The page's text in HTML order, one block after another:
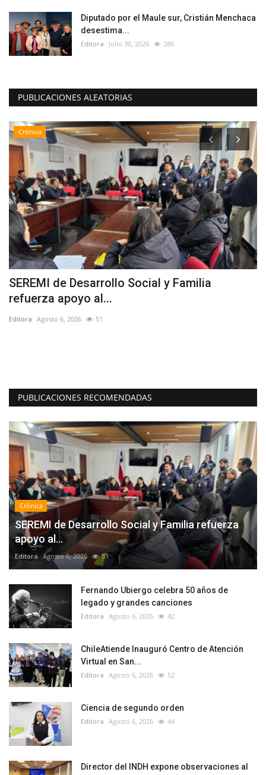
Diputado por el Maule sur, Cristián Menchaca
desestima...
Editora Julio 30, 2026 286
PUBLICACIONES ALEATORIAS
Crónica
SEREMI de Desarrollo Social y Familia
refuerza apoyo al...
Editora Agosto 6, 2026 51
PUBLICACIONES RECOMENDADAS
Crónica
SEREMI de Desarrollo Social y Familia refuerza
apoyo al...
Editora Agosto 6, 2026 51
Fernando Ubiergo celebra 50 años de
legado y grandes canciones
Editora Agosto 6, 2026 42
ChileAtiende Inauguró Centro de Atención
Virtual en San...
Editora Agosto 6, 2026 52
Ciencia de segundo orden
Editora Agosto 6, 2026 44
Director del INDH expone observaciones al